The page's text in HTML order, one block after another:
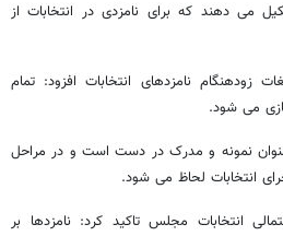
می دهند که برای نامزدی در انتخابات از
زودهنگام نامزدهای انتخابات افزود: تمام
می شود.
نمونه و مدرک در دست است و در مراحل
انتخابات لحاظ می شود.
انتخابات مجلس تاکید کرد: نامزدها بر